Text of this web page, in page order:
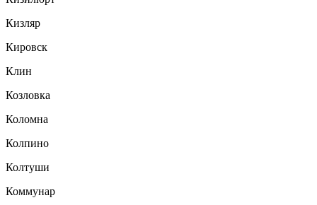
Кизляр
Кировск
Клин
Козловка
Коломна
Колпино
Колтуши
Коммунар